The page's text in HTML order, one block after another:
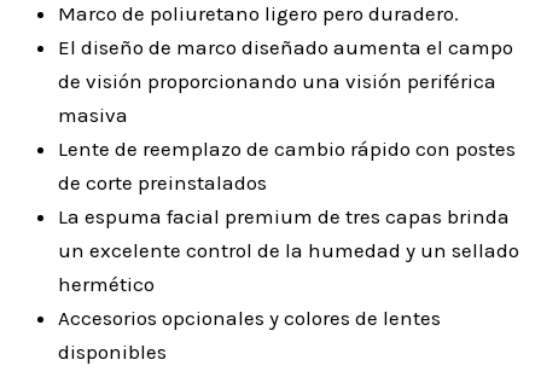
Marco de poliuretano ligero pero duradero.
El diseño de marco diseñado aumenta el campo
de visión proporcionando una visión periférica
masiva
Lente de reemplazo de cambio rápido con postes
de corte preinstalados
La espuma facial premium de tres capas brinda
un excelente control de la humedad y un sellado
hermético
Accesorios opcionales y colores de lentes
disponibles